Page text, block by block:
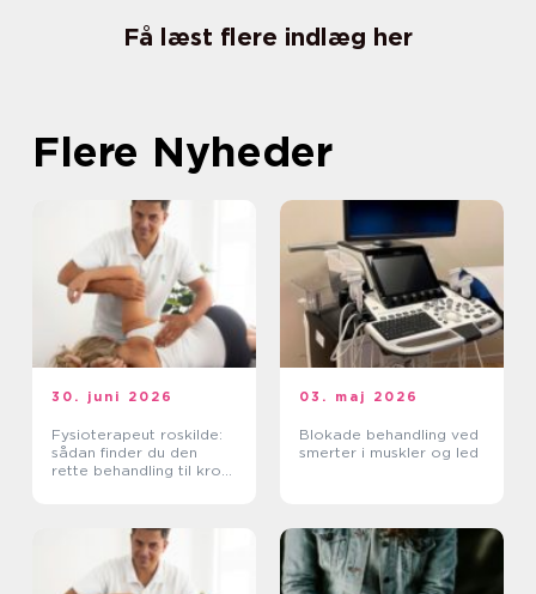
Få læst flere indlæg her
Flere Nyheder
30. juni 2026
Fysioterapeut roskilde:
sådan finder du den
rette behandling til krop
03. maj 2026
Blokade behandling ved
smerter i muskler og led